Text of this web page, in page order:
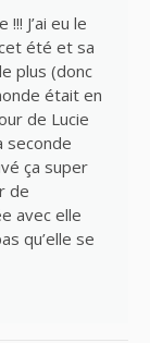
J’ai eu le
été et sa
plus (donc
était en
de Lucie
seconde
ça super
de
avec elle
qu’elle se